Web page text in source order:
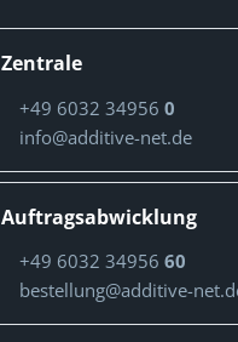
Zentrale
+49 6032 349560
info@additive-net.de
Auftragsabwicklung
+49 6032 3495660
bestellung@additive-